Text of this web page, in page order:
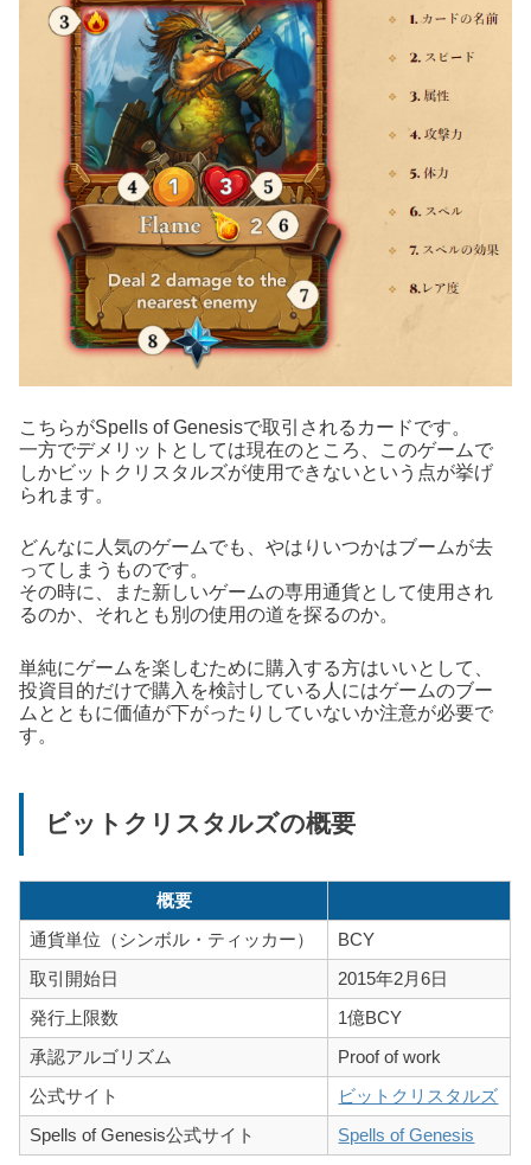
こちらがSpells of Genesisで取引されるカードです。
一方でデメリットとしては現在のところ、このゲームで
しかビットクリスタルズが使用できないという点が挙げ
られます。
どんなに人気のゲームでも、やはりいつかはブームが去
ってしまうものです。
その時に、また新しいゲームの専用通貨として使用され
るのか、それとも別の使用の道を探るのか。
単純にゲームを楽しむために購入する方はいいとして、
投資目的だけで購入を検討している人にはゲームのブー
ムとともに価値が下がったりしていないか注意が必要で
す。
ビットクリスタルズの概要
概要
通貨単位（シンボル・ティッカー） BCY
取引開始日 2015年2月6日
発行上限数 1億BCY
承認アルゴリズム Proof of work
公式サイト ビットクリスタルズ
Spells of Genesis公式サイト Spells of Genesis